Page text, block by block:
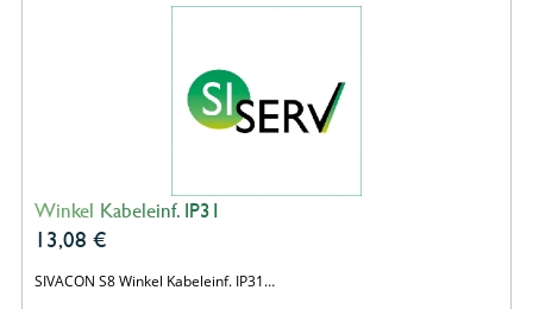
Winkel Kabeleinf. IP31
13,08 €
SIVACON S8 Winkel Kabeleinf. IP31…